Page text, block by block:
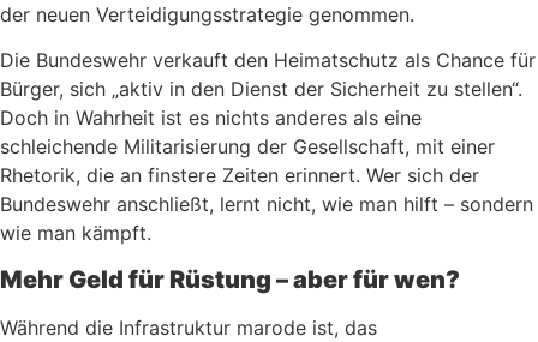
der neuen Verteidigungsstrategie genommen.
Die Bundeswehr verkauft den Heimatschutz als Chance für
Bürger, sich „aktiv in den Dienst der Sicherheit zu stellen“.
Doch in Wahrheit ist es nichts anderes als eine
schleichende Militarisierung der Gesellschaft, mit einer
Rhetorik, die an finstere Zeiten erinnert. Wer sich der
Bundeswehr anschließt, lernt nicht, wie man hilft – sondern
wie man kämpft.
Mehr Geld für Rüstung – aber für wen?
Während die Infrastruktur marode ist, das